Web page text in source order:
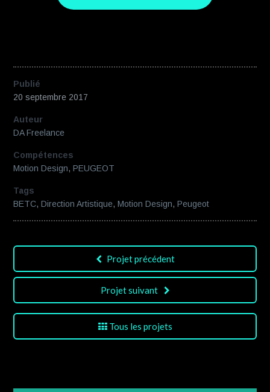
Publié
20 septembre 2017
Auteur
DA Freelance
Compétences
Motion Design,PEUGEOT
Tags
BETC,Direction Artistique,Motion Design,Peugeot
Projet précédent
Projet suivant
Tous les projets